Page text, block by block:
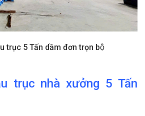
trục 5 Tấn dầm đơn trọn bộ
trục nhà xưởng 5 Tấn